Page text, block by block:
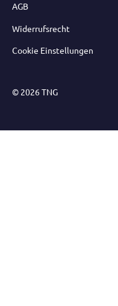
AGB
Widerrufsrecht
Cookie Einstellungen
© 2026 TNG